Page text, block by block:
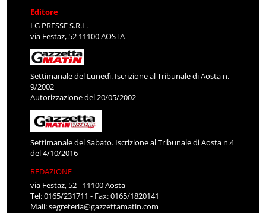
Editore
LG PRESSE S.R.L.
via Festaz, 52 11100 AOSTA
Settimanale del Lunedì. Iscrizione al Tribunale di Aosta n.
9/2002
Autorizzazione del 20/05/2002
Settimanale del Sabato. Iscrizione al Tribunale di Aosta n.4
del 4/10/2016
REDAZIONE
via Festaz, 52 - 11100 Aosta
Tel: 0165/231711 - Fax: 0165/1820141
Mail:segreteria@gazzettamatin.com